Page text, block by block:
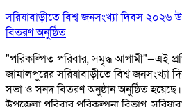
সরিষাবাড়ীতে বিশ্ব জনসংখ্যা দিবস
বিতরণ অনুষ্ঠিত
"পরিকল্পিত পরিবার, সমৃদ্ধ আগামী"—এই
জামালপুরের সরিষাবাড়ীতে বিশ্ব
সভা ও সনদ বিতরণ অনুষ্ঠান অনুষ্ঠিত